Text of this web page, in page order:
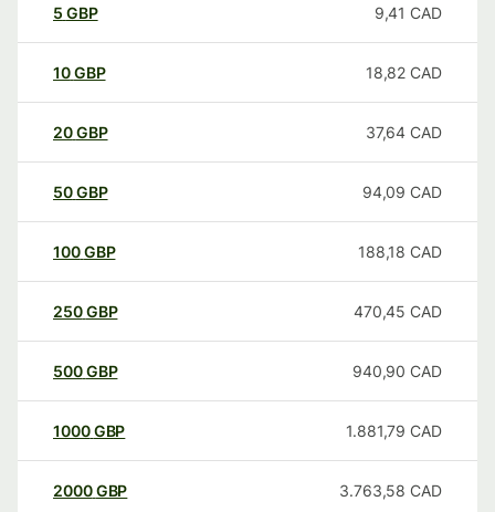
5 GBP 9,41 CAD
10GBP 18,82 CAD
20GBP 37,64 CAD
50GBP 94,09 CAD
100GBP 188,18 CAD
250GBP 470,45 CAD
500GBP 940,90 CAD
1000GBP 1.881,79 CAD
2000GBP 3.763,58 CAD